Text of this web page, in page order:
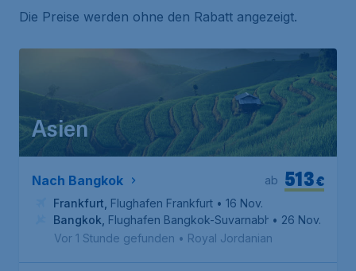
Die Preise werden ohne den Rabatt angezeigt.
Asien
Nach Bangkok €
513
ab
Frankfurt Flughafen Frankfurt • 16 Nov.
Bangkok Flughafen Bangkok-Suvarnabhumi• 26 Nov.
Vor 1 Stunde gefunden • Royal Jordanian